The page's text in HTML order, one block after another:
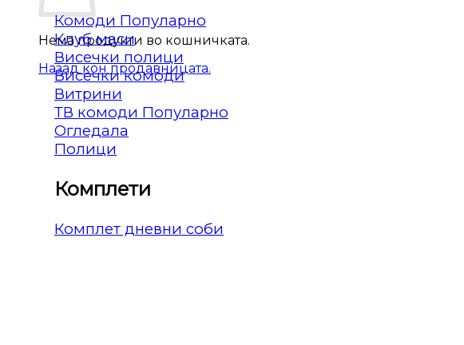
Нема продукти во кошничката.
Назад кон продавницата.
Комоди
Клуб маси
Висечки полици
Висечки комоди
Витрини
ТВ комоди
Огледала
Полици
Комплети
Комплет дневни соби